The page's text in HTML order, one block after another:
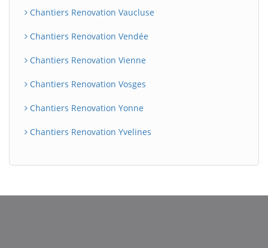
Chantiers Renovation Vaucluse
Chantiers Renovation Vendée
Chantiers Renovation Vienne
Chantiers Renovation Vosges
Chantiers Renovation Yonne
Chantiers Renovation Yvelines
BatiWebPro